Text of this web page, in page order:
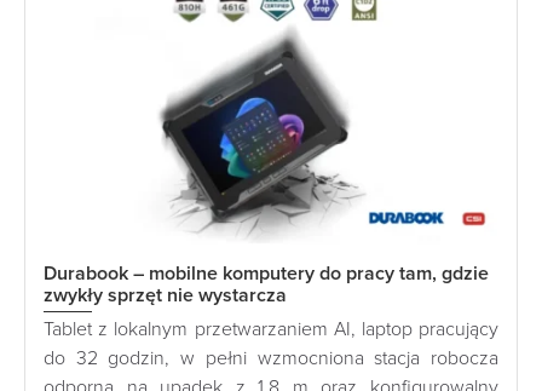
Durabook – mobilne komputery do pracy tam, gdzie
zwykły sprzęt nie wystarcza
Tablet z lokalnym przetwarzaniem AI, laptop pracujący
do 32 godzin, w pełni wzmocniona stacja robocza